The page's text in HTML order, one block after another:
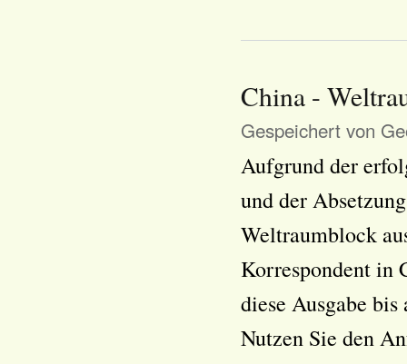
China -
Gespeichert von
Aufgrund der
und der
Weltraumblock
Korrespondent in
diese Ausgabe
Nutzen Sie den